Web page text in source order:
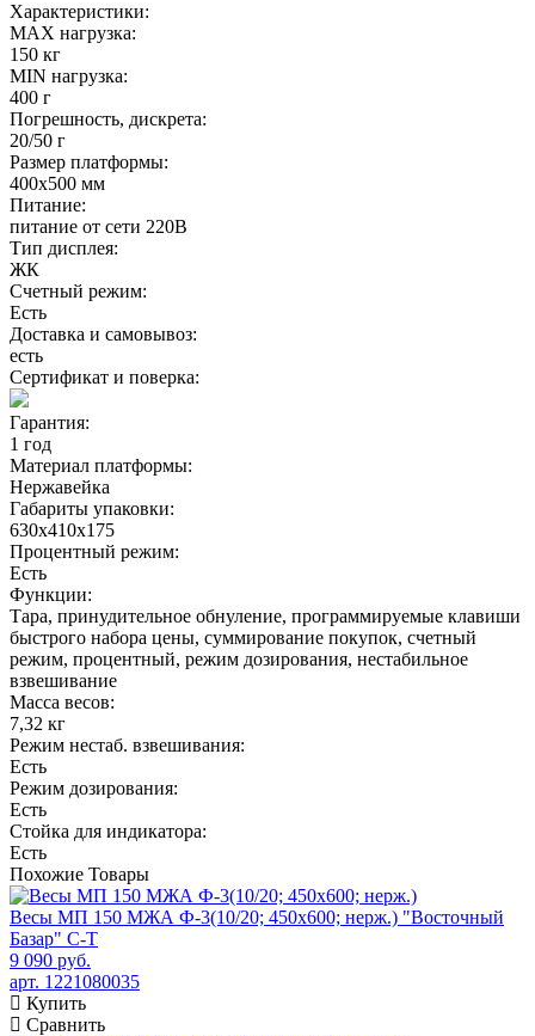
Характеристики:
MAX нагрузка:
150 кг
MIN нагрузка:
400 г
Погрешность, дискрета:
20/50 г
Размер платформы:
400х500 мм
Питание:
питание от сети 220В
Тип дисплея:
ЖК
Счетный режим:
Есть
Доставка и самовывоз:
есть
Сертификат и поверка:
Гарантия:
1 год
Материал платформы:
Нержавейка
Габариты упаковки:
630х410х175
Процентный режим:
Есть
Функции:
Тара, принудительное обнуление, программируемые клавиши
быстрого набора цены, суммирование покупок, счетный
режим, процентный, режим дозирования, нестабильное
взвешивание
Масса весов:
7,32 кг
Режим нестаб. взвешивания:
Есть
Режим дозирования:
Есть
Стойка для индикатора:
Есть
Похожие Товары
Весы МП 150 МЖА Ф-3(10/20; 450х600; нерж.) "Восточный
Базар" С-Т
9 090 руб.
арт. 1221080035
Купить
Сравнить